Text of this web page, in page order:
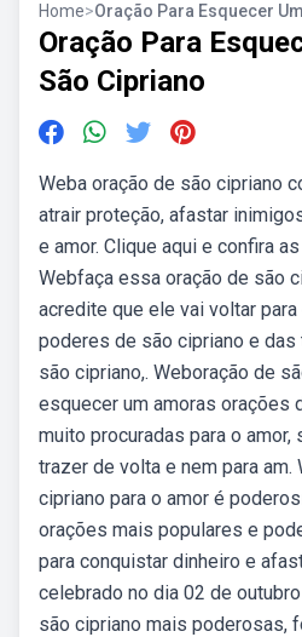
Home>Oração Para Esquecer
Oração Para
São Cipriano
Weba oração de são cipriano
atrair proteção, afastar
e amor. Clique aqui e confira
Webfaça essa oração de são
acredite que ele vai voltar
poderes de são cipriano e
são cipriano,. Weboração de
esquecer um amoras orações
muito procuradas para o amor,
trazer de volta e nem para am.
cipriano para o amor é
orações mais populares e
para conquistar dinheiro e
celebrado no dia 02 de
são cipriano mais poderosas,